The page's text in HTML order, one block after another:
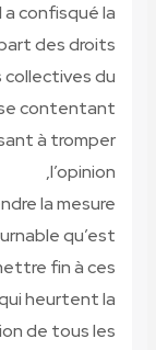
confisqué la
des droits
du
contentant
à tromper
l’opinion,
la mesure
qu’est
fin à ces
heurtent la
de tous les